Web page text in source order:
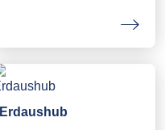
Erdaushub